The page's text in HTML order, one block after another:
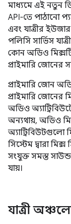
মাধ্যমে এই নতুন
API-তে পাঠানো
এবং যাত্রীর
পলিসি সার্ভিস
কোন অডিও
প্রাইমারি জোনের
প্রাইমারি জোন
প্রাইমারি জোনের
অডিও
অন্যথায়, অডিও
অ্যাট্রিবিউটগুলো
সিস্টেম দ্বারা
সংযুক্ত সমস্ত
যায়।
যাত্রী